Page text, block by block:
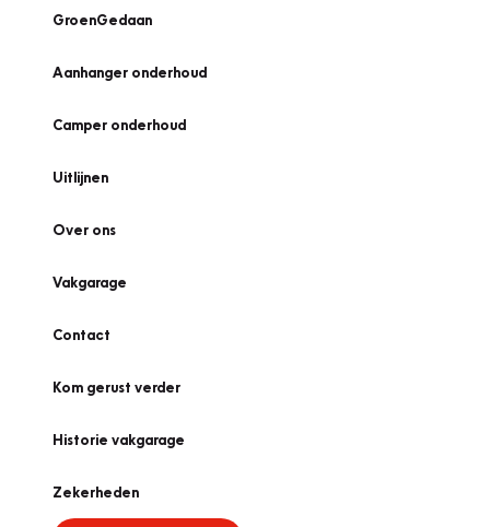
GroenGedaan
Aanhanger onderhoud
Camper onderhoud
Uitlijnen
Over ons
Vakgarage
Contact
Kom gerust verder
Historie vakgarage
Zekerheden